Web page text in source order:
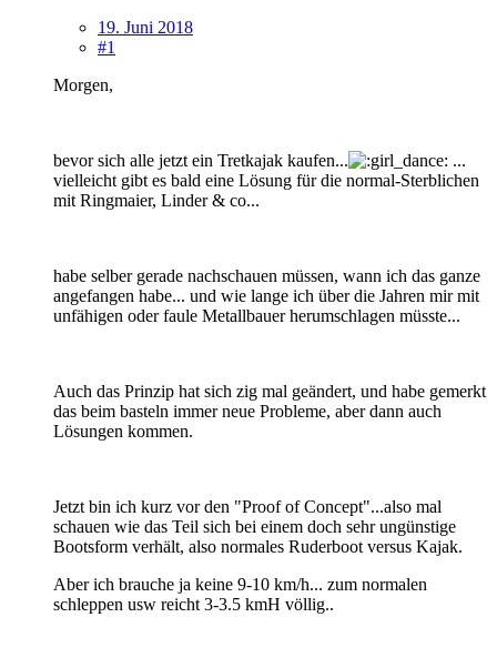
19. Juni 2018
#1
Morgen,
bevor sich alle jetzt ein Tretkajak kaufen...
...
vielleicht gibt es bald eine Lösung für die normal-Sterblichen
mit Ringmaier, Linder & co...
habe selber gerade nachschauen müssen, wann ich das ganze
angefangen habe... und wie lange ich über die Jahren mir mit
unfähigen oder faule Metallbauer herumschlagen müsste...
Auch das Prinzip hat sich zig mal geändert, und habe gemerkt
das beim basteln immer neue Probleme, aber dann auch
Lösungen kommen.
Jetzt bin ich kurz vor den "Proof of Concept"...also mal
schauen wie das Teil sich bei einem doch sehr ungünstige
Bootsform verhält, also normales Ruderboot versus Kajak.
Aber ich brauche ja keine 9-10 km/h... zum normalen
schleppen usw reicht 3-3.5 kmH völlig..